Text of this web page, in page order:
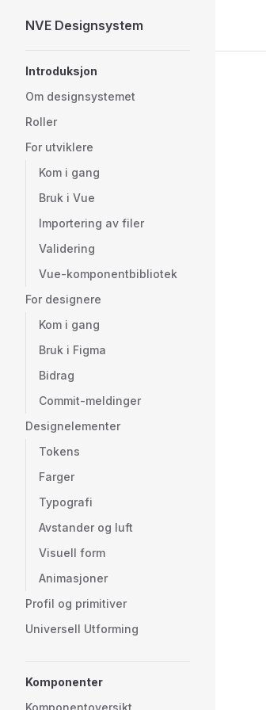
Skip to content
NVE Designsystem
Introduksjon
Om designsystemet
Roller
For utviklere
Kom i gang
Bruk i Vue
Importering av filer
Validering
Vue-komponentbibliotek
For designere
Kom i gang
Bruk i Figma
Bidrag
Commit-meldinger
Designelementer
Tokens
Farger
Typografi
Avstander og luft
Visuell form
Animasjoner
Profil og primitiver
Universell Utforming
Komponenter
Komponentoversikt